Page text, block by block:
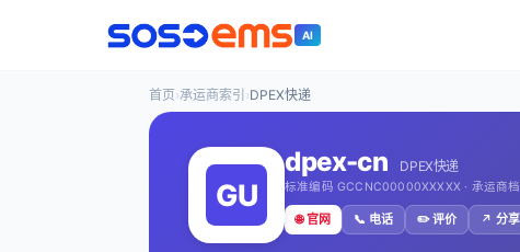
AI
首页›承运商索引 ›DPEX快递
dpex-cn DPEX快递
标准编码 GCCNC00000XXXXX · 承运商
🌐 官网 📞 电话 ✏️ 评价 ↗️ 分享